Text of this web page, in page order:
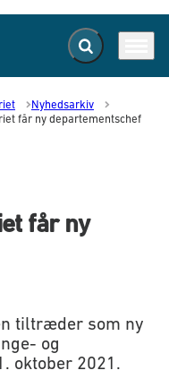
Fold søgefelt ud
Nyhedsarkiv
får ny departementschef
får ny
tiltræder som ny
og
oktober 2021.